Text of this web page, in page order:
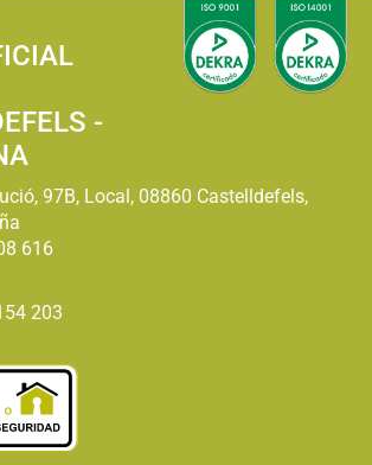
-
97B, Local, 08860 Castelldefels,
616
203